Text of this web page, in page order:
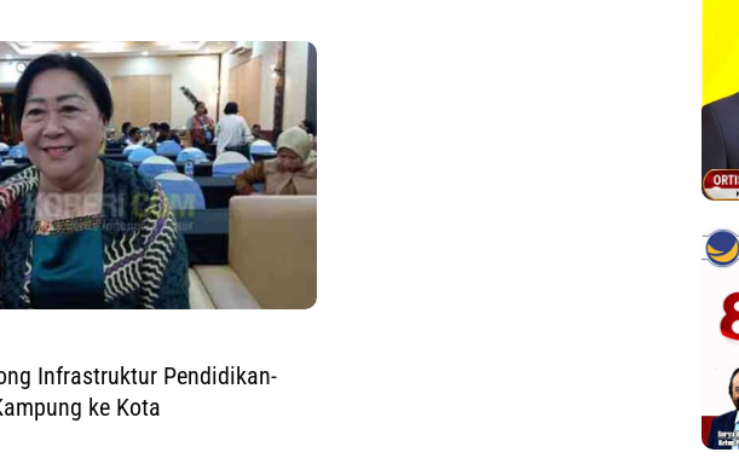
Infrastruktur Pendidikan-
ke Kota